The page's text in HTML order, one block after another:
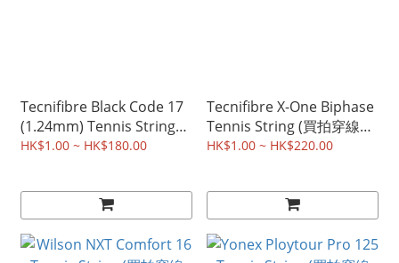
Tecnifibre Black Code 17
(1.24mm) Tennis String
(買拍穿線 For racket
HK$1.00 ~ HK$180.00
Tecnifibre X-One Biphase
Tennis String (買拍穿線
For racket buyers)
HK$1.00 ~ HK$220.00